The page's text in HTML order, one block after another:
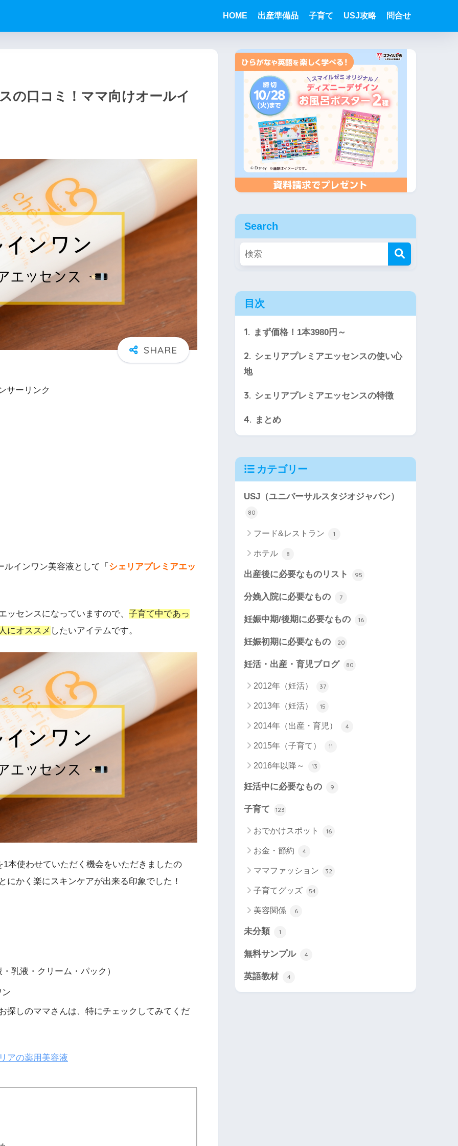
HOME 出産準備品 子育て USJ攻略 問合せ
の口コミ！ママ向けオールイ
サーリンク
ルインワン美容液として「 シェリアプレミアエッ
センスになっていますので、 子育て中であっ
にオススメ したいアイテムです。
本使わせていただく機会をいただきましたの
かく楽にスキンケアが出来る印象でした！
乳液・クリーム・パック）
探しのママさんは、特にチェックしてみてくだ
アの薬用美容液
Search
目次
1. まず価格！1本3980円～
2. シェリアプレミアエッセンスの使い心
地
3. シェリアプレミアエッセンスの特徴
4. まとめ
カテゴリー
USJ（ユニバーサルスタジオジャパン）
80
フード&レストラン 1
ホテル 8
出産後に必要なものリスト 95
分娩入院に必要なもの 7
妊娠中期/後期に必要なもの 16
妊娠初期に必要なもの 20
妊活・出産・育児ブログ 80
2012年（妊活） 37
2013年（妊活） 15
2014年（出産・育児） 4
2015年（子育て） 11
2016年以降～ 13
妊活中に必要なもの 9
子育て 123
おでかけスポット 16
お金・節約 4
ママファッション 32
子育てグッズ 54
美容関係 6
未分類 1
無料サンプル 4
英語教材 4